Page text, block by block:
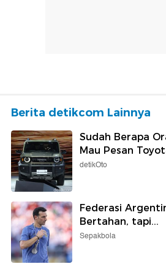
Berita detikcom Lainnya
Sudah Berapa
Mau Pesan
detikOto
Federasi
Bertahan, tapi...
Sepakbola